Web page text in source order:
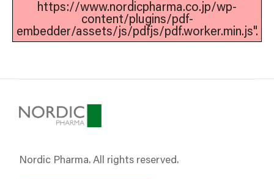
https://www.nordicpharma.co.jp/wp-
content/plugins/pdf-
embedder/assets/js/pdfjs/pdf.worker.min.js".
Nordic Pharma. All rights reserved.